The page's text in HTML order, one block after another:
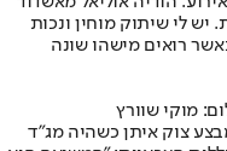
יש לי שיתוק מוחין ונכות
רואים מישהו שונה
מוקי שוורץ
סימן טוב נפצע אנושות ב-2014 במבצע צוק איתן כשהיה מג״ד